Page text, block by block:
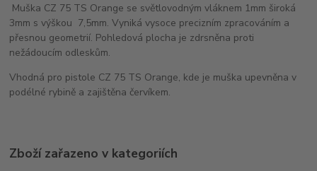
Muška CZ 75 TS Orange se světlovodným vláknem 1mm široká
3mm s výškou 7,5mm. Vyniká vysoce precizním zpracováním a
přesnou geometrií. Pohledová plocha je zdrsněna proti
nežádoucím odleskům.
Vhodná pro pistole CZ 75 TS Orange, kde je muška upevněna v
podélné rybině a zajištěna červíkem.
Zboží zařazeno v kategoriích